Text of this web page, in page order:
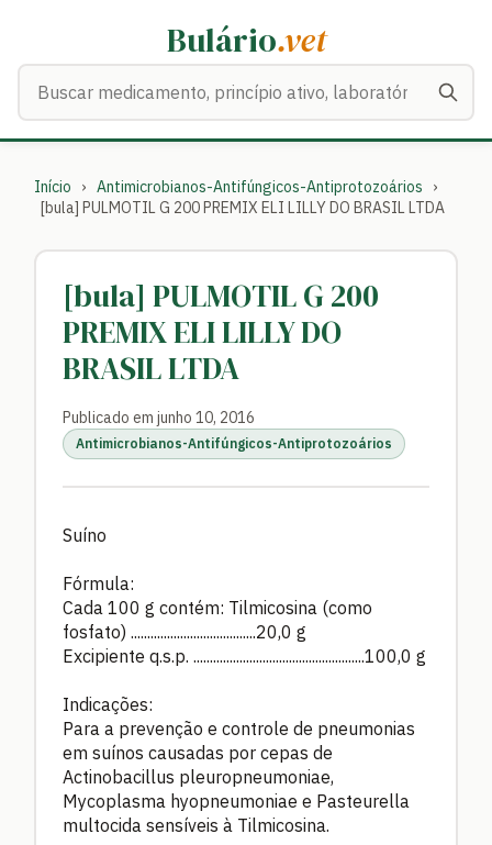
Bulário.vet
Início › Antimicrobianos-Antifúngicos-Antiprotozoários
›
[bula] PULMOTIL G 200 PREMIX ELI LILLY DO BRASIL LTDA
[bula] PULMOTIL G 200
PREMIX ELI LILLY DO
BRASIL LTDA
Publicado em junho 10, 2016
Antimicrobianos-Antifúngicos-Antiprotozoários
Suíno
Fórmula:
Cada 100 g contém: Tilmicosina (como
fosfato) ......................................20,0 g
Excipiente q.s.p. ....................................................100,0 g
Indicações:
Para a prevenção e controle de pneumonias
em suínos causadas por cepas de
Actinobacillus pleuropneumoniae,
Mycoplasma hyopneumoniae e Pasteurella
multocida sensíveis à Tilmicosina.